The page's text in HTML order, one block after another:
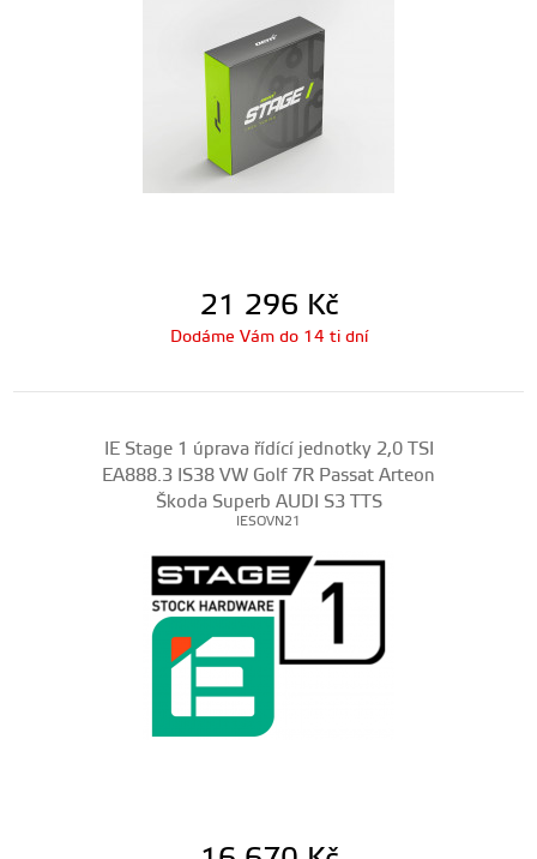
21 296 Kč
Dodáme Vám do 14 ti dní
IE Stage 1 úprava řídící jednotky 2,0 TSI
EA888.3 IS38 VW Golf 7R Passat Arteon
Škoda Superb AUDI S3 TTS
IESOVN21